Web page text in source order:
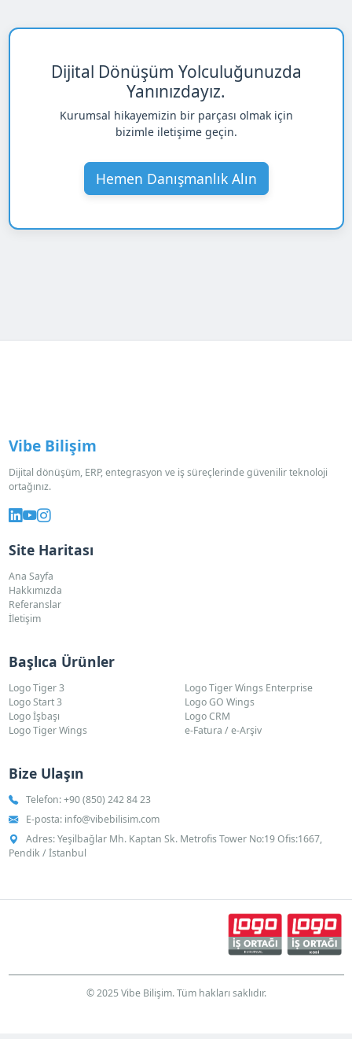
Dijital Dönüşüm Yolculuğunuzda
Yanınızdayız.
Kurumsal hikayemizin bir parçası olmak için
bizimle iletişime geçin.
Hemen Danışmanlık Alın
Vibe Bilişim
Dijital dönüşüm, ERP, entegrasyon ve iş süreçlerinde güvenilir teknoloji
ortağınız.
Site Haritası
Ana Sayfa
Hakkımızda
Referanslar
İletişim
Başlıca Ürünler
Logo Tiger 3
Logo Start 3
Logo İşbaşı
Logo Tiger Wings
Logo Tiger Wings Enterprise
Logo GO Wings
Logo CRM
e-Fatura / e-Arşiv
Bize Ulaşın
Telefon:+90 (850) 242 84 23
E-posta: info@vibebilisim.com
Adres: Yeşilbağlar Mh. Kaptan Sk. Metrofis Tower No:19 Ofis:1667,
Pendik / İstanbul
© 2025 Vibe Bilişim. Tüm hakları saklıdır.